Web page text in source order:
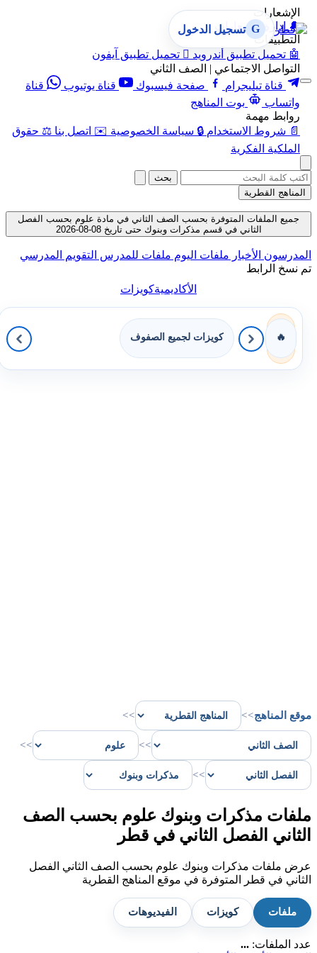
الإشعارات
🔔 إدارة الإشعارات
التطبيقات
🤖 تحميل تطبيق أندرويد  تحميل تطبيق آيفون
التواصل الاجتماعي | الصف الثاني
قناة تيليجرام
صفحة فيسبوك قناة يوتيوب
قناة
واتساب
بوت المناهج
روابط مهمة
📄 شروط الاستخدام 🔒 سياسة الخصوصية ✉️ اتصل بنا ⚖️ حقوق
الملكية الفكرية
G تسجيل الدخول
بحث
المناهج القطرية
جميع الملفات المتوفرة بحسب الصف الثاني في مادة علوم بحسب الفصل
الثاني في قسم مذكرات وبنوك حتى تاريخ 08-08-2026
المدرسون الأخبار ملفات اليوم ملفات للمدرس التقويم المدرسي
تم نسخ الرابط
الأكاديميةكويزات
🔥 كويزات لجميع الصفوف
موقع المناهج>>
>>
>>
>>
>>
ملفات مذكرات وبنوك علوم بحسب الصف
الثاني الفصل الثاني في قطر
عرض ملفات مذكرات وبنوك علوم بحسب الصف الثاني الفصل
الثاني في قطر المتوفرة في موقع المناهج القطرية
ملفات كويزات الفيديوهات
عدد الملفات: ...